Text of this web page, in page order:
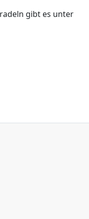
gibt es unter